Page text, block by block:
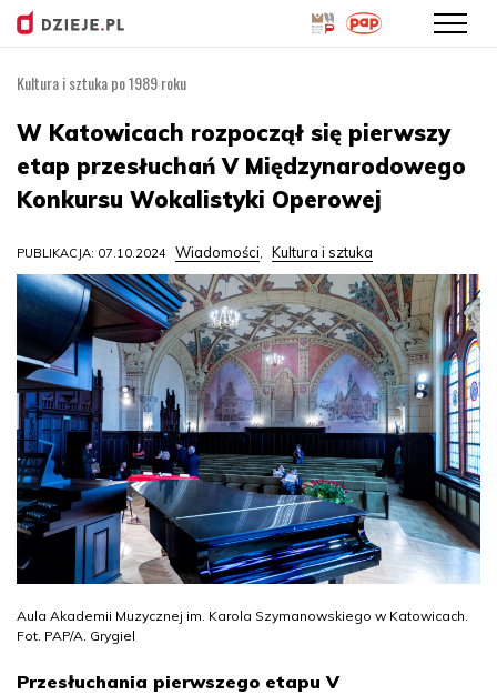
treści
Kultura i sztuka po 1989 roku
W Katowicach rozpoczął się pierwszy
etap przesłuchań V Międzynarodowego
Konkursu Wokalistyki Operowej
PUBLIKACJA: 07.10.2024 Wiadomości, Kultura i sztuka
Aula Akademii Muzycznej im. Karola Szymanowskiego w Katowicach.
Fot. PAP/A. Grygiel
Przesłuchania pierwszego etapu V